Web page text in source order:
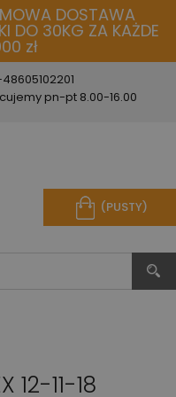
DOSTAWA
DO 30KG ZA KAŻDE
zł
pn-pt 8.00-16.00
(PUSTY)
12-11-18